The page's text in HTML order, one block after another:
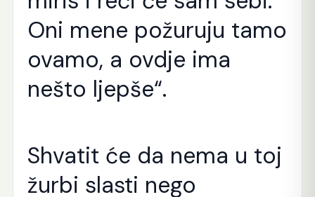
Oni mene požuruju tamo
ovamo, a ovdje ima
nešto ljepše“.
Shvatit će da nema u toj
žurbi slasti nego